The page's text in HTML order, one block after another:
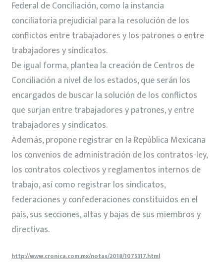
Federal de Conciliación, como la instancia
conciliatoria prejudicial para la resolución de los
conflictos entre trabajadores y los patrones o entre
trabajadores y sindicatos.
De igual forma, plantea la creación de Centros de
Conciliación a nivel de los estados, que serán los
encargados de buscar la solución de los conflictos
que surjan entre trabajadores y patrones, y entre
trabajadores y sindicatos.
Además, propone registrar en la República Mexicana
los convenios de administración de los contratos-ley,
los contratos colectivos y reglamentos internos de
trabajo, así como registrar los sindicatos,
federaciones y confederaciones constituidos en el
país, sus secciones, altas y bajas de sus miembros y
directivas.
http://www.cronica.com.mx/notas/2018/1075317.html